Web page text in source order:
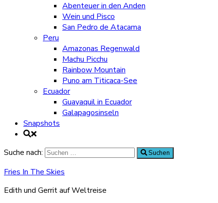
Abenteuer in den Anden
Wein und Pisco
San Pedro de Atacama
Peru
Amazonas Regenwald
Machu Picchu
Rainbow Mountain
Puno am Titicaca-See
Ecuador
Guayaquil in Ecuador
Galapagosinseln
Snapshots
Suche nach: Suchen
Fries In The Skies
Edith und Gerrit auf Weltreise